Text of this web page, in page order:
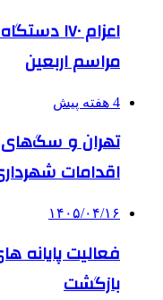
اعزام
مراسم اربعین
4 هفته پیش
تهران و سگ‌های
اقدامات
۱۴۰۵/۰۴/۱۶
فعالیت پایانه
بازگشت